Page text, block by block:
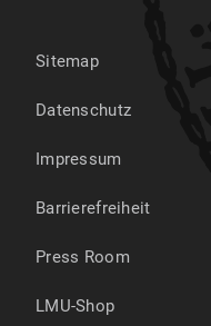
Sitemap
Datenschutz
Impressum
Barrierefreiheit
Press Room
LMU-Shop